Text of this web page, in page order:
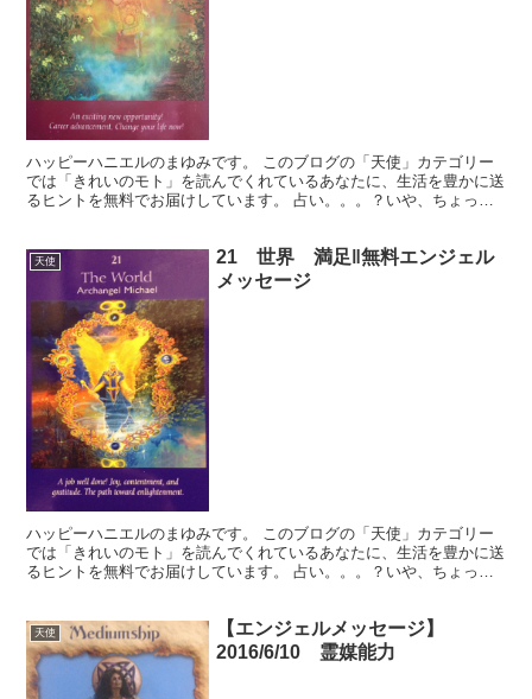
ハッピーハニエルのまゆみです。 このブログの「天使」カテゴリー
では「きれいのモト」を読んでくれているあなたに、生活を豊かに送
るヒントを無料でお届けしています。 占い。。。？いや、ちょっと
天使
21 世界 満足‖無料エンジェル
メッセージ
ハッピーハニエルのまゆみです。 このブログの「天使」カテゴリー
では「きれいのモト」を読んでくれているあなたに、生活を豊かに送
るヒントを無料でお届けしています。 占い。。。？いや、ちょっと
天使
【エンジェルメッセージ】
2016/6/10 霊媒能力